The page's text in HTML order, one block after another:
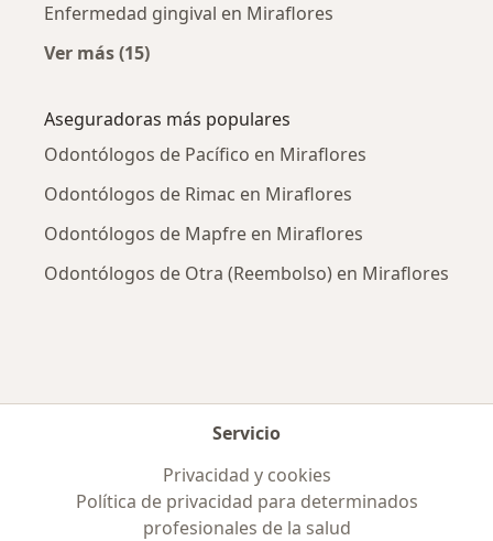
Enfermedad gingival en Miraflores
Ver más (15)
Aseguradoras más populares
Odontólogos de Pacífico en Miraflores
Odontólogos de Rimac en Miraflores
Odontólogos de Mapfre en Miraflores
Odontólogos de Otra (Reembolso) en Miraflores
Servicio
Privacidad y cookies
Política de privacidad para determinados
profesionales de la salud